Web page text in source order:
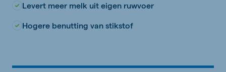
Levert meer melk uit eigen ruwvoer
Hogere benutting van stikstof